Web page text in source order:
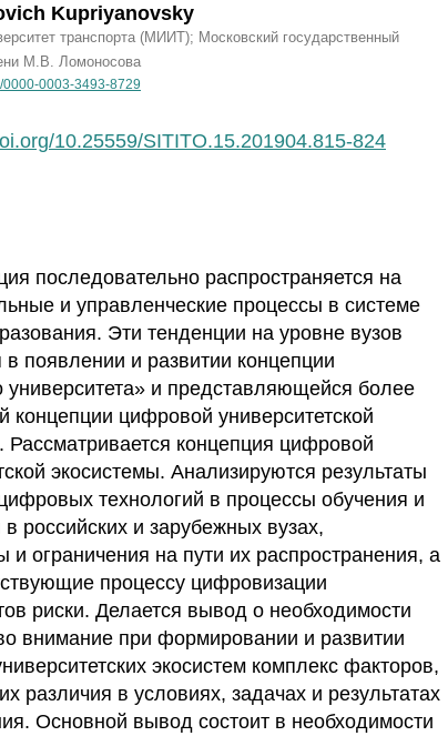
Kupriyanovsky
транспорта (МИИТ); Московский государственный
М.В. Ломоносова
0000-0003-3493-8729
10.25559/SITITO.15.201904.815-824
последовательно распространяется на
и управленческие процессы в системе
Эти тенденции на уровне вузов
появлении и развитии концепции
университета» и представляющейся более
концепции цифровой университетской
Рассматривается концепция цифровой
экосистемы. Анализируются результаты
технологий в процессы обучения и
российских и зарубежных вузах,
и ограничения на пути их распространения, а
процессу цифровизации
риски. Делается вывод о необходимости
внимание при формировании и развитии
экосистем комплекс факторов,
различия в условиях, задачах и результатах
Основной вывод состоит в необходимости